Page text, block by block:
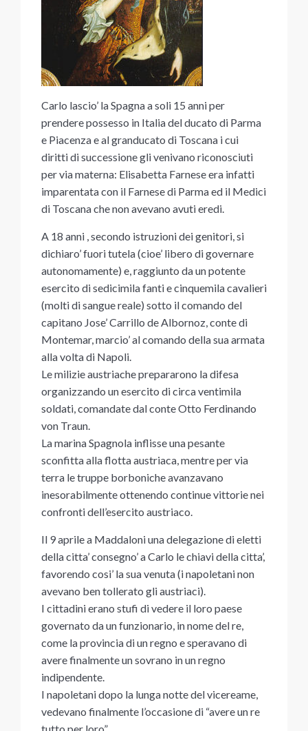
Carlo lascio’ la Spagna a soli 15 anni per
prendere possesso in Italia del ducato di Parma
e Piacenza e al granducato di Toscana i cui
diritti di successione gli venivano riconosciuti
per via materna: Elisabetta Farnese era infatti
imparentata con il Farnese di Parma ed il Medici
di Toscana che non avevano avuti eredi.
A 18 anni , secondo istruzioni dei genitori, si
dichiaro’ fuori tutela (cioe’ libero di governare
autonomamente) e, raggiunto da un potente
esercito di sedicimila fanti e cinquemila cavalieri
(molti di sangue reale) sotto il comando del
capitano Jose’ Carrillo de Albornoz, conte di
Montemar, marcio’ al comando della sua armata
alla volta di Napoli.
Le milizie austriache prepararono la difesa
organizzando un esercito di circa ventimila
soldati, comandate dal conte Otto Ferdinando
von Traun.
La marina Spagnola inflisse una pesante
sconfitta alla flotta austriaca, mentre per via
terra le truppe borboniche avanzavano
inesorabilmente ottenendo continue vittorie nei
confronti dell’esercito austriaco.
Il 9 aprile a Maddaloni una delegazione di eletti
della citta’ consegno’ a Carlo le chiavi della citta’,
favorendo cosi’ la sua venuta (i napoletani non
avevano ben tollerato gli austriaci).
I cittadini erano stufi di vedere il loro paese
governato da un funzionario, in nome del re,
come la provincia di un regno e speravano di
avere finalmente un sovrano in un regno
indipendente.
I napoletani dopo la lunga notte del vicereame,
vedevano finalmente l’occasione di “avere un re